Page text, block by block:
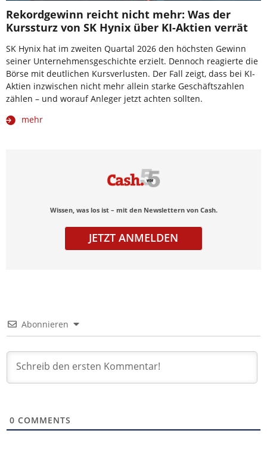
Rekordgewinn reicht nicht mehr: Was der
Kurssturz von SK Hynix über KI-Aktien verrät
SK Hynix hat im zweiten Quartal 2026 den höchsten Gewinn
seiner Unternehmensgeschichte erzielt. Dennoch reagierte die
Börse mit deutlichen Kursverlusten. Der Fall zeigt, dass bei KI-
Aktien inzwischen nicht mehr allein starke Geschäftszahlen
zählen – und worauf Anleger jetzt achten sollten.
mehr
Wissen, was los ist – mit den Newslettern von Cash.
JETZT ANMELDEN
Abonnieren
0 COMMENTS